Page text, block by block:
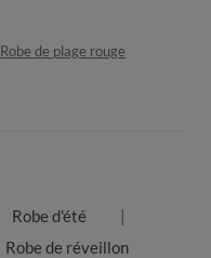
Robe de plage rouge
Robe d'été
Robe de réveillon